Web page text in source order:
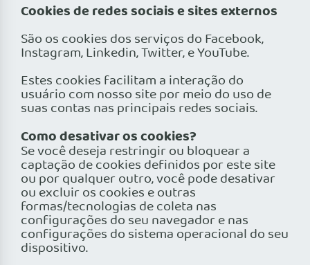
Cookies de redes sociais e sites externos
São os cookies dos serviços do Facebook,
Instagram, Linkedin, Twitter, e YouTube.
Estes cookies facilitam a interação do
usuário com nosso site por meio do uso de
suas contas nas principais redes sociais.
Como desativar os cookies?
Se você deseja restringir ou bloquear a
captação de cookies definidos por este site
ou por qualquer outro, você pode desativar
ou excluir os cookies e outras
formas/tecnologias de coleta nas
configurações do seu navegador e nas
configurações do sistema operacional do seu
dispositivo.